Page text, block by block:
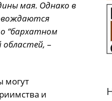
мая. Однако в
“бархатном
областей, –
могут
и